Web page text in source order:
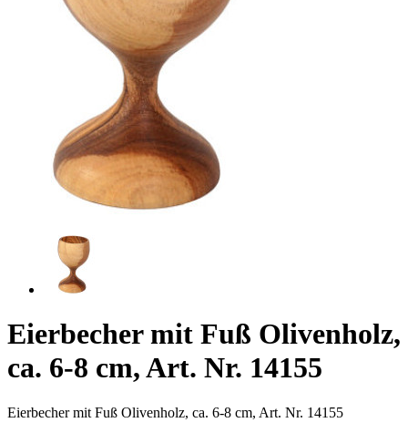
Eierbecher mit Fuß Olivenholz,
ca. 6-8 cm, Art. Nr. 14155
Eierbecher mit Fuß Olivenholz, ca. 6-8 cm, Art. Nr. 14155